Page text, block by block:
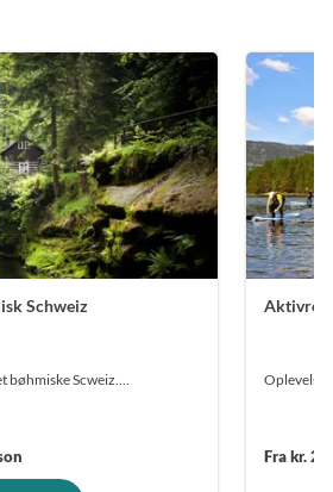
Schweiz
bøhmiske Scweiz....
Fra kr.